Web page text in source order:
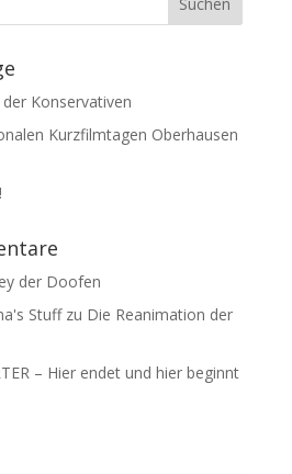
Konservativen
Kurzfilmtagen Oberhausen
der Doofen
Stuffzu Die Reanimation der
– Hier endet und hier beginnt